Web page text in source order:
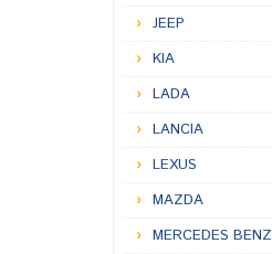
JEEP
KIA
LADA
LANCIA
LEXUS
MAZDA
MERCEDES BENZ